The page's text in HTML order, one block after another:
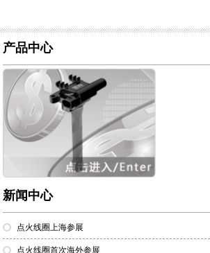
产品中心
新闻中心
点火线圈上海参展
点火线圈首次海外参展